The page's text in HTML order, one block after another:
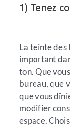
1) Tenez
La teinte des
important
ton. Que
bureau, que
que vous
modifier
espace.